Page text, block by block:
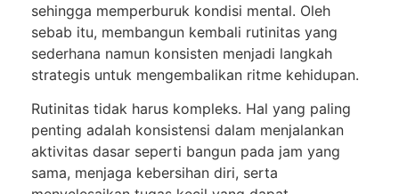
sehingga memperburuk kondisi mental. Oleh
sebab itu, membangun kembali rutinitas yang
sederhana namun konsisten menjadi langkah
strategis untuk mengembalikan ritme kehidupan.
Rutinitas tidak harus kompleks. Hal yang paling
penting adalah konsistensi dalam menjalankan
aktivitas dasar seperti bangun pada jam yang
sama, menjaga kebersihan diri, serta